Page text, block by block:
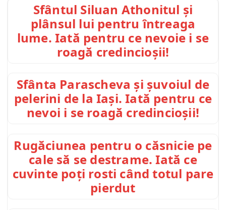
Sfântul Siluan Athonitul și
plânsul lui pentru întreaga
lume. Iată pentru ce nevoie i se
roagă credincioșii!
Sfânta Parascheva și șuvoiul de
pelerini de la Iași. Iată pentru ce
nevoi i se roagă credincioșii!
Rugăciunea pentru o căsnicie pe
cale să se destrame. Iată ce
cuvinte poți rosti când totul pare
pierdut